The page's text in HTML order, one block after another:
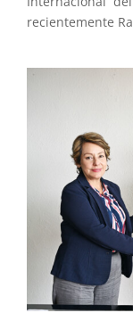
recientemente